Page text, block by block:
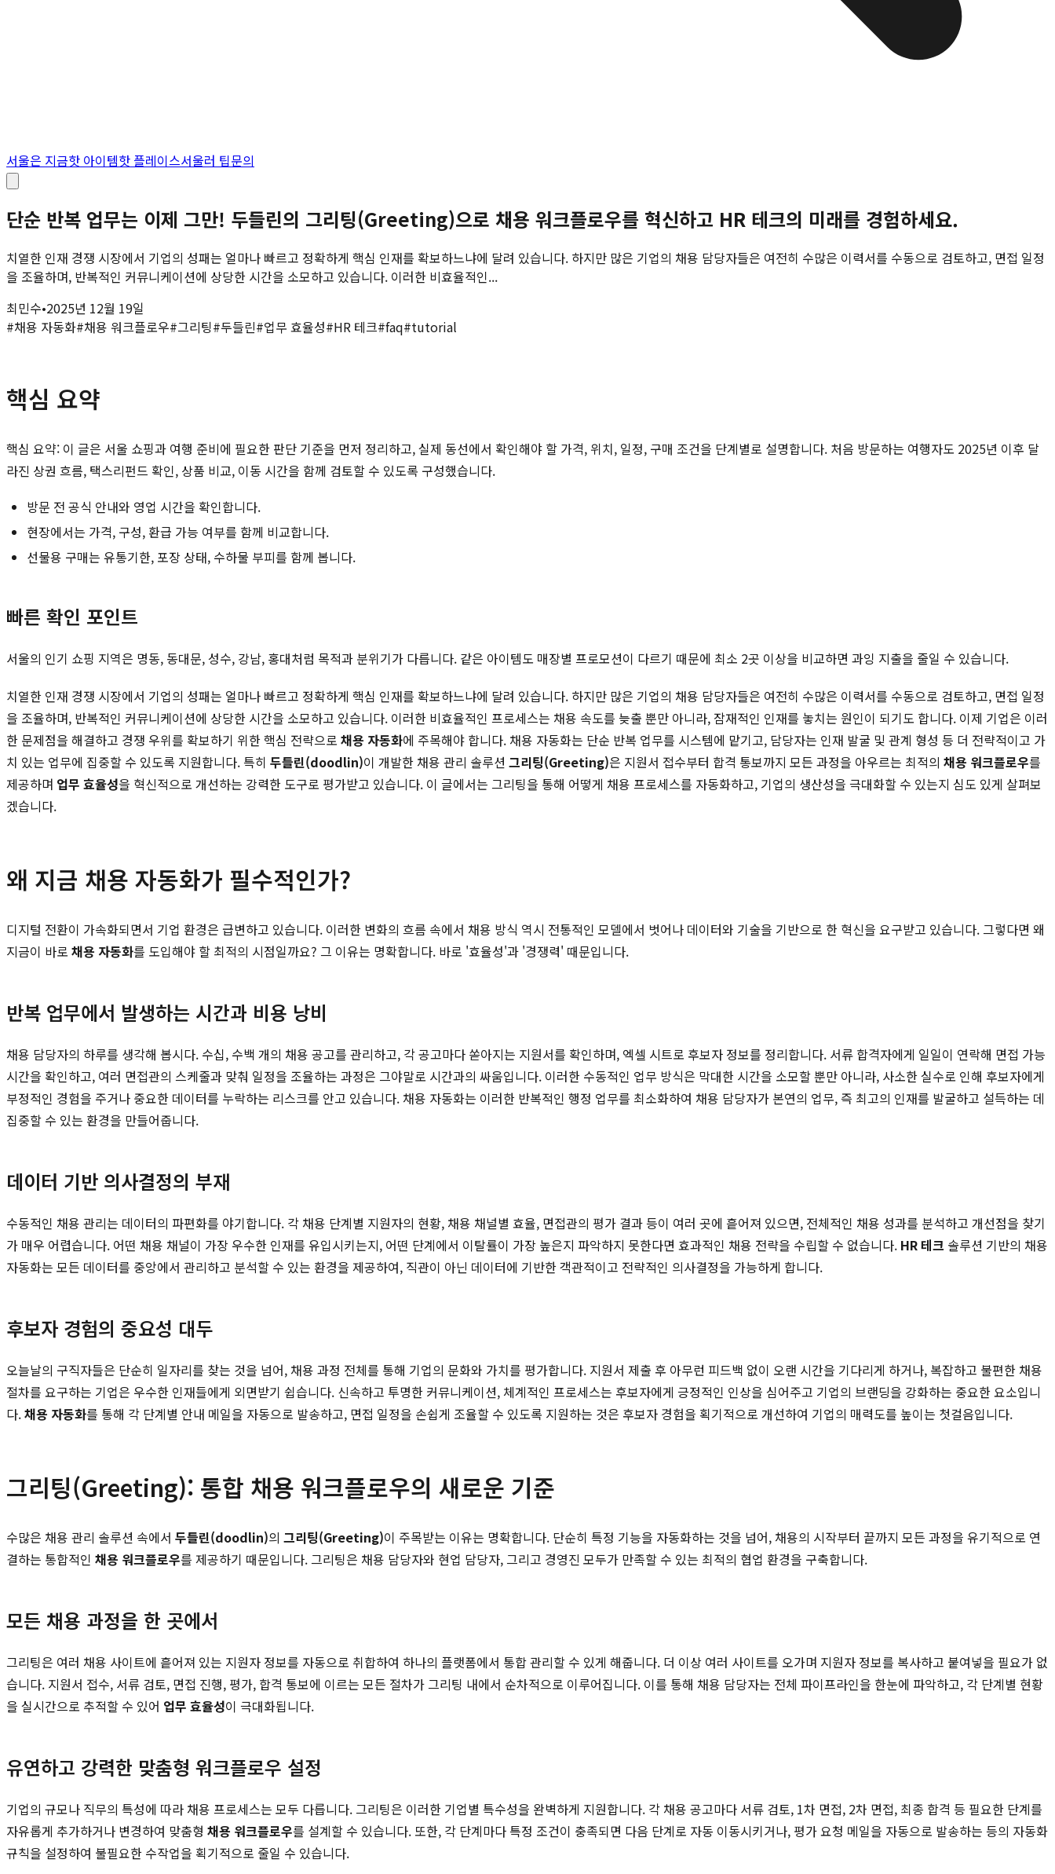
서울은 지금핫 아이템핫 플레이스서울러 팁문의
단순 반복 업무는 이제 그만! 두들린의 그리팅(Greeting)으로 채용 워크플로우를 혁신하고 HR 테크의 미래를 경험하세요.
치열한 인재 경쟁 시장에서 기업의 성패는 얼마나 빠르고 정확하게 핵심 인재를 확보하느냐에 달려 있습니다. 하지만 많은 기업의 채용 담당자들은 여전히 수많은 이력서를 수동으로 검토하고, 면접 일정
을 조율하며, 반복적인 커뮤니케이션에 상당한 시간을 소모하고 있습니다. 이러한 비효율적인...
최민수•2025년 12월 19일
#채용 자동화#채용 워크플로우#그리팅#두들린#업무 효율성#HR 테크#faq#tutorial
핵심 요약
핵심 요약: 이 글은 서울 쇼핑과 여행 준비에 필요한 판단 기준을 먼저 정리하고, 실제 동선에서 확인해야 할 가격, 위치, 일정, 구매 조건을 단계별로 설명합니다. 처음 방문하는 여행자도 2025년 이후 달
라진 상권 흐름, 택스리펀드 확인, 상품 비교, 이동 시간을 함께 검토할 수 있도록 구성했습니다.
방문 전 공식 안내와 영업 시간을 확인합니다.
현장에서는 가격, 구성, 환급 가능 여부를 함께 비교합니다.
선물용 구매는 유통기한, 포장 상태, 수하물 부피를 함께 봅니다.
빠른 확인 포인트
서울의 인기 쇼핑 지역은 명동, 동대문, 성수, 강남, 홍대처럼 목적과 분위기가 다릅니다. 같은 아이템도 매장별 프로모션이 다르기 때문에 최소 2곳 이상을 비교하면 과잉 지출을 줄일 수 있습니다.
치열한 인재 경쟁 시장에서 기업의 성패는 얼마나 빠르고 정확하게 핵심 인재를 확보하느냐에 달려 있습니다. 하지만 많은 기업의 채용 담당자들은 여전히 수많은 이력서를 수동으로 검토하고, 면접 일정
을 조율하며, 반복적인 커뮤니케이션에 상당한 시간을 소모하고 있습니다. 이러한 비효율적인 프로세스는 채용 속도를 늦출 뿐만 아니라, 잠재적인 인재를 놓치는 원인이 되기도 합니다. 이제 기업은 이러
한 문제점을 해결하고 경쟁 우위를 확보하기 위한 핵심 전략으로 채용 자동화에 주목해야 합니다. 채용 자동화는 단순 반복 업무를 시스템에 맡기고, 담당자는 인재 발굴 및 관계 형성 등 더 전략적이고 가
치 있는 업무에 집중할 수 있도록 지원합니다. 특히 두들린(doodlin)이 개발한 채용 관리 솔루션 그리팅(Greeting)은 지원서 접수부터 합격 통보까지 모든 과정을 아우르는 최적의 채용 워크플로우를
제공하며 업무 효율성을 혁신적으로 개선하는 강력한 도구로 평가받고 있습니다. 이 글에서는 그리팅을 통해 어떻게 채용 프로세스를 자동화하고, 기업의 생산성을 극대화할 수 있는지 심도 있게 살펴보
겠습니다.
왜 지금 채용 자동화가 필수적인가?
디지털 전환이 가속화되면서 기업 환경은 급변하고 있습니다. 이러한 변화의 흐름 속에서 채용 방식 역시 전통적인 모델에서 벗어나 데이터와 기술을 기반으로 한 혁신을 요구받고 있습니다. 그렇다면 왜
지금이 바로 채용 자동화를 도입해야 할 최적의 시점일까요? 그 이유는 명확합니다. 바로 '효율성'과 '경쟁력' 때문입니다.
반복 업무에서 발생하는 시간과 비용 낭비
채용 담당자의 하루를 생각해 봅시다. 수십, 수백 개의 채용 공고를 관리하고, 각 공고마다 쏟아지는 지원서를 확인하며, 엑셀 시트로 후보자 정보를 정리합니다. 서류 합격자에게 일일이 연락해 면접 가능
시간을 확인하고, 여러 면접관의 스케줄과 맞춰 일정을 조율하는 과정은 그야말로 시간과의 싸움입니다. 이러한 수동적인 업무 방식은 막대한 시간을 소모할 뿐만 아니라, 사소한 실수로 인해 후보자에게
부정적인 경험을 주거나 중요한 데이터를 누락하는 리스크를 안고 있습니다. 채용 자동화는 이러한 반복적인 행정 업무를 최소화하여 채용 담당자가 본연의 업무, 즉 최고의 인재를 발굴하고 설득하는 데
집중할 수 있는 환경을 만들어줍니다.
데이터 기반 의사결정의 부재
수동적인 채용 관리는 데이터의 파편화를 야기합니다. 각 채용 단계별 지원자의 현황, 채용 채널별 효율, 면접관의 평가 결과 등이 여러 곳에 흩어져 있으면, 전체적인 채용 성과를 분석하고 개선점을 찾기
가 매우 어렵습니다. 어떤 채용 채널이 가장 우수한 인재를 유입시키는지, 어떤 단계에서 이탈률이 가장 높은지 파악하지 못한다면 효과적인 채용 전략을 수립할 수 없습니다. HR 테크 솔루션 기반의 채용
자동화는 모든 데이터를 중앙에서 관리하고 분석할 수 있는 환경을 제공하여, 직관이 아닌 데이터에 기반한 객관적이고 전략적인 의사결정을 가능하게 합니다.
후보자 경험의 중요성 대두
오늘날의 구직자들은 단순히 일자리를 찾는 것을 넘어, 채용 과정 전체를 통해 기업의 문화와 가치를 평가합니다. 지원서 제출 후 아무런 피드백 없이 오랜 시간을 기다리게 하거나, 복잡하고 불편한 채용
절차를 요구하는 기업은 우수한 인재들에게 외면받기 쉽습니다. 신속하고 투명한 커뮤니케이션, 체계적인 프로세스는 후보자에게 긍정적인 인상을 심어주고 기업의 브랜딩을 강화하는 중요한 요소입니
다.채용 자동화를 통해 각 단계별 안내 메일을 자동으로 발송하고, 면접 일정을 손쉽게 조율할 수 있도록 지원하는 것은 후보자 경험을 획기적으로 개선하여 기업의 매력도를 높이는 첫걸음입니다.
그리팅(Greeting): 통합 채용 워크플로우의 새로운 기준
수많은 채용 관리 솔루션 속에서 두들린(doodlin)의 그리팅(Greeting)이 주목받는 이유는 명확합니다. 단순히 특정 기능을 자동화하는 것을 넘어, 채용의 시작부터 끝까지 모든 과정을 유기적으로 연
결하는 통합적인 채용 워크플로우를 제공하기 때문입니다. 그리팅은 채용 담당자와 현업 담당자, 그리고 경영진 모두가 만족할 수 있는 최적의 협업 환경을 구축합니다.
모든 채용 과정을 한 곳에서
그리팅은 여러 채용 사이트에 흩어져 있는 지원자 정보를 자동으로 취합하여 하나의 플랫폼에서 통합 관리할 수 있게 해줍니다. 더 이상 여러 사이트를 오가며 지원자 정보를 복사하고 붙여넣을 필요가 없
습니다. 지원서 접수, 서류 검토, 면접 진행, 평가, 합격 통보에 이르는 모든 절차가 그리팅 내에서 순차적으로 이루어집니다. 이를 통해 채용 담당자는 전체 파이프라인을 한눈에 파악하고, 각 단계별 현황
을 실시간으로 추적할 수 있어 업무 효율성이 극대화됩니다.
유연하고 강력한 맞춤형 워크플로우 설정
기업의 규모나 직무의 특성에 따라 채용 프로세스는 모두 다릅니다. 그리팅은 이러한 기업별 특수성을 완벽하게 지원합니다. 각 채용 공고마다 서류 검토, 1차 면접, 2차 면접, 최종 합격 등 필요한 단계를
자유롭게 추가하거나 변경하여 맞춤형 채용 워크플로우를 설계할 수 있습니다. 또한, 각 단계마다 특정 조건이 충족되면 다음 단계로 자동 이동시키거나, 평가 요청 메일을 자동으로 발송하는 등의 자동화
규칙을 설정하여 불필요한 수작업을 획기적으로 줄일 수 있습니다.